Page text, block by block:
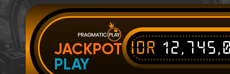
JACKPOT
PLAY
IDR